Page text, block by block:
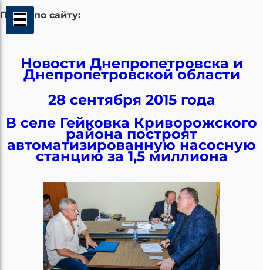
Поиск по сайту:
Новости Днепропетровска и
Днепропетровской области
28 сентября 2015 года
В селе Гейковка Криворожского
района построят
автоматизированную насосную
станцию за 1,5 миллиона